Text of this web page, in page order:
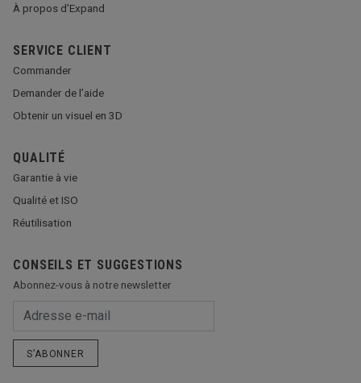
À propos d’Expand
SERVICE CLIENT
Commander
Demander de l’aide
Obtenir un visuel en 3D
QUALITÉ
Garantie à vie
Qualité et ISO
Réutilisation
CONSEILS ET SUGGESTIONS
Abonnez-vous à notre newsletter
S’ABONNER